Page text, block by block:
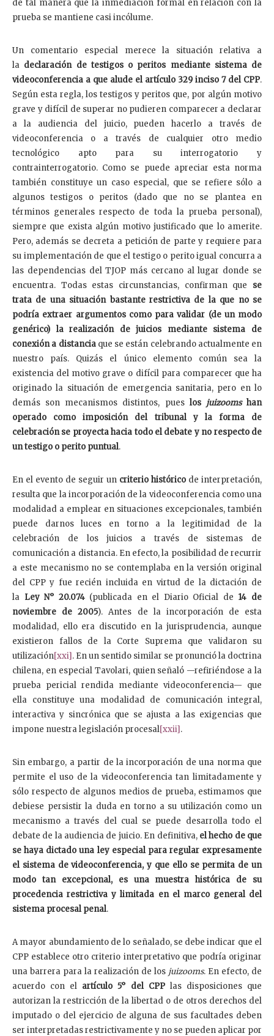
de tal manera que la inmediación formal en relación con la
prueba se mantiene casi incólume.
Un comentario especial merece la situación relativa a
la declaración de testigos o peritos mediante sistema de
videoconferencia a que alude el artículo 329 inciso 7 del CPP.
Según esta regla, los testigos y peritos que, por algún motivo
grave y difícil de superar no pudieren comparecer a declarar
a la audiencia del juicio, pueden hacerlo a través de
videoconferencia o a través de cualquier otro medio
tecnológico apto para su interrogatorio y
contrainterrogatorio. Como se puede apreciar esta norma
también constituye un caso especial, que se refiere sólo a
algunos testigos o peritos (dado que no se plantea en
términos generales respecto de toda la prueba personal),
siempre que exista algún motivo justificado que lo amerite.
Pero, además se decreta a petición de parte y requiere para
su implementación de que el testigo o perito igual concurra a
las dependencias del TJOP más cercano al lugar donde se
encuentra. Todas estas circunstancias, confirman que se
trata de una situación bastante restrictiva de la que no se
podría extraer argumentos como para validar (de un modo
genérico) la realización de juicios mediante sistema de
conexión a distanciaque se están celebrando actualmente en
nuestro país. Quizás el único elemento común sea la
existencia del motivo grave o difícil para comparecer que ha
originado la situación de emergencia sanitaria, pero en lo
demás son mecanismos distintos, pues los juizoomshan
operado como imposición del tribunal y la forma de
celebración se proyecta hacia todo el debate y no respecto de
un testigo o perito puntual.
En el evento de seguir un criterio histórico de interpretación,
resulta que la incorporación de la videoconferencia como una
modalidad a emplear en situaciones excepcionales, también
puede darnos luces en torno a la legitimidad de la
celebración de los juicios a través de sistemas de
comunicación a distancia. En efecto, la posibilidad de recurrir
a este mecanismo no se contemplaba en la versión original
del CPP y fue recién incluida en virtud de la dictación de
la Ley N° 20.074(publicada en el Diario Oficial de 14 de
noviembre de 2005). Antes de la incorporación de esta
modalidad, ello era discutido en la jurisprudencia, aunque
existieron fallos de la Corte Suprema que validaron su
utilización[xxi]. En un sentido similar se pronunció la doctrina
chilena, en especial Tavolari, quien señaló —refiriéndose a la
prueba pericial rendida mediante videoconferencia— que
ella constituye una modalidad de comunicación integral,
interactiva y sincrónica que se ajusta a las exigencias que
impone nuestra legislación procesal[xxii].
Sin embargo, a partir de la incorporación de una norma que
permite el uso de la videoconferencia tan limitadamente y
sólo respecto de algunos medios de prueba, estimamos que
debiese persistir la duda en torno a su utilización como un
mecanismo a través del cual se puede desarrolla todo el
debate de la audiencia de juicio. En definitiva, el hecho de que
se haya dictado una ley especial para regular expresamente
el sistema de videoconferencia, y que ello se permita de un
modo tan excepcional, es una muestra histórica de su
procedencia restrictiva y limitada en el marco general del
sistema procesal penal.
A mayor abundamiento de lo señalado, se debe indicar que el
CPP establece otro criterio interpretativo que podría originar
una barrera para la realización de los juizooms. En efecto, de
acuerdo con el artículo 5° del CPPlas disposiciones que
autorizan la restricción de la libertad o de otros derechos del
imputado o del ejercicio de alguna de sus facultades deben
ser interpretadas restrictivamente y no se pueden aplicar por